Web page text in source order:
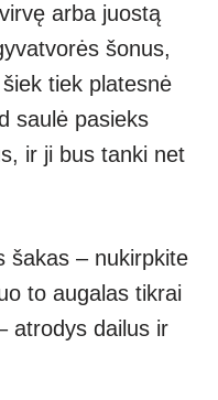
arba juostą
šonus,
tiek platesnė
saulė pasieks
ir ji bus tanki net
šakas – nukirpkite
to augalas tikrai
atrodys dailus ir